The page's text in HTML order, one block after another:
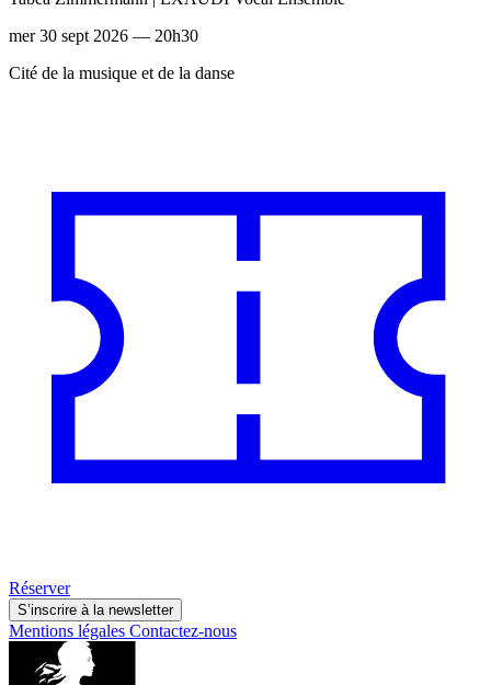
mer 30 sept 2026 — 20h30
Cité de la musique et de la danse
Réserver
S’inscrire à la newsletter
Mentions légales Contactez-nous